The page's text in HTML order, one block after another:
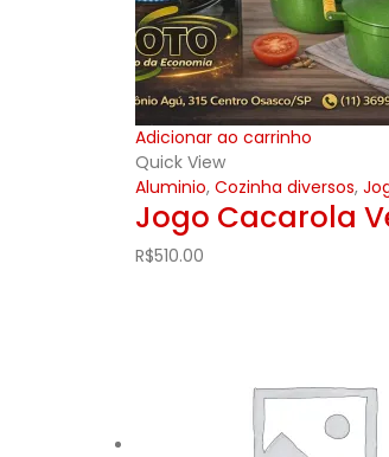
Adicionar ao carrinho
Quick View
Aluminio, Cozinha diversos,
Jogo Cacarola
R$510.00